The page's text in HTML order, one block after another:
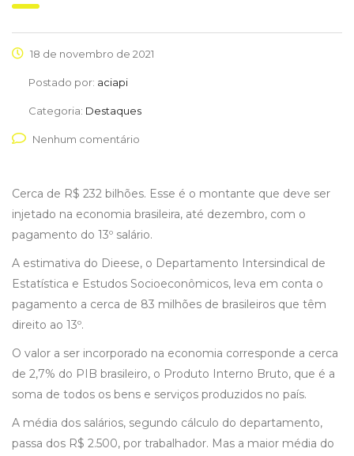
18 de novembro de 2021
Postado por: aciapi
Categoria: Destaques
Nenhum comentário
Cerca de R$ 232 bilhões. Esse é o montante que deve ser
injetado na economia brasileira, até dezembro, com o
pagamento do 13º salário.
A estimativa do Dieese, o Departamento Intersindical de
Estatística e Estudos Socioeconômicos, leva em conta o
pagamento a cerca de 83 milhões de brasileiros que têm
direito ao 13º.
O valor a ser incorporado na economia corresponde a cerca
de 2,7% do PIB brasileiro, o Produto Interno Bruto, que é a
soma de todos os bens e serviços produzidos no país.
A média dos salários, segundo cálculo do departamento,
passa dos R$ 2.500, por trabalhador. Mas a maior média do